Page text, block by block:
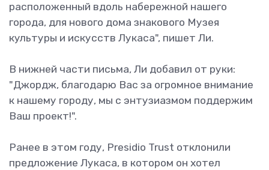
расположенный вдоль набережной нашего
города, для нового дома знакового Музея
культуры и искусств Лукаса", пишет Ли.
В нижней части письма, Ли добавил от руки:
"Джордж, благодарю Вас за огромное внимание
к нашему городу, мы с энтузиазмом поддержим
Ваш проект!".
Ранее в этом году, Presidio Trust отклонили
предложение Лукаса, в котором он хотел